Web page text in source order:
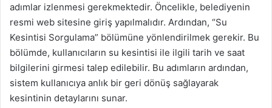
adımlar izlenmesi gerekmektedir. Öncelikle, belediyenin
resmi web sitesine giriş yapılmalıdır. Ardından, “Su
Kesintisi Sorgulama” bölümüne yönlendirilmek gerekir. Bu
bölümde, kullanıcıların su kesintisi ile ilgili tarih ve saat
bilgilerini girmesi talep edilebilir. Bu adımların ardından,
sistem kullanıcıya anlık bir geri dönüş sağlayarak
kesintinin detaylarını sunar.